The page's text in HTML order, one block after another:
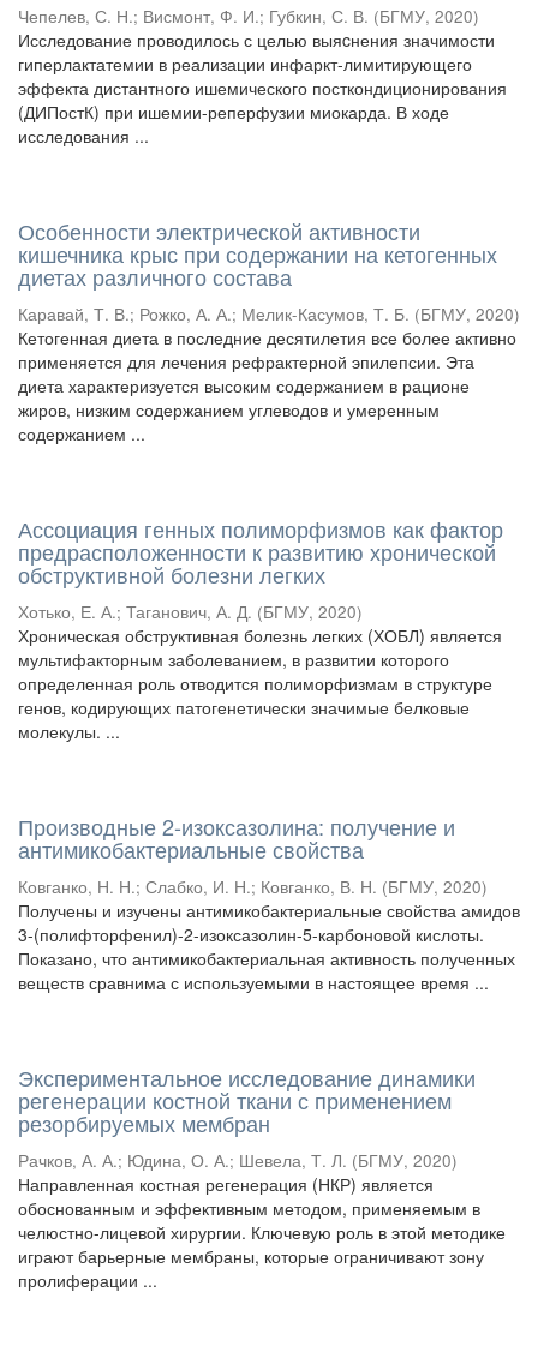
Чепелев, С. Н.; Висмонт, Ф. И.; Губкин, С. В. (БГМУ, 2020)
Исследование проводилось с целью выяcнения значимости
гиперлактатемии в реализации инфаркт-лимитирующего
эффекта дистантного ишемического посткондиционирования
(ДИПостК) при ишемии-реперфузии миокарда. В ходе
исследования ...
Особенности электрической активности
кишечника крыс при содержании на кетогенных
диетах различного состава
Каравай, Т. В.; Рожко, А. А.; Мелик-Касумов, Т. Б. (БГМУ, 2020)
Кетогенная диета в последние десятилетия все более активно
применяется для лечения рефрактерной эпилепсии. Эта
диета характеризуется высоким содержанием в рационе
жиров, низким содержанием углеводов и умеренным
содержанием ...
Ассоциация генных полиморфизмов как фактор
предрасположенности к развитию хронической
обструктивной болезни легких
Хотько, Е. А.; Таганович, А. Д. (БГМУ, 2020)
Хроническая обструктивная болезнь легких (ХОБЛ) является
мультифакторным заболеванием, в развитии которого
определенная роль отводится полиморфизмам в структуре
генов, кодирующих патогенетически значимые белковые
молекулы. ...
Производные 2-изоксазолина: получение и
антимикобактериальные свойства
Ковганко, Н. Н.; Слабко, И. Н.; Ковганко, В. Н. (БГМУ, 2020)
Получены и изучены антимикобактериальные свойства амидов
3-(полифторфенил)-2-изоксазолин-5-карбоновой кислоты.
Показано, что антимикобактериальная активность полученных
веществ сравнима с используемыми в настоящее время ...
Экспериментальное исследование динамики
регенерации костной ткани с применением
резорбируемых мембран
Рачков, А. А.; Юдина, О. А.; Шевела, Т. Л. (БГМУ, 2020)
Направленная костная регенерация (НКР) является
обоснованным и эффективным методом, применяемым в
челюстно-лицевой хирургии. Ключевую роль в этой методике
играют барьерные мембраны, которые ограничивают зону
пролиферации ...